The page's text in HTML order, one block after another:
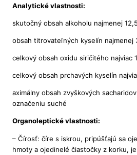
Analytické vlastnosti:
skutočný obsah alkoholu najmenej
obsah titrovateľných kyselín najmenej
celkový obsah oxidu siričitého najviac
celkový obsah prchavých kyselín
aximálny obsah zvyškových
označeniu suché
Organoleptické vlastnosti:
– Čírosť: číre s iskrou, pripúšťajú sa
hmoty a ojedinelé čiastočky z korku,